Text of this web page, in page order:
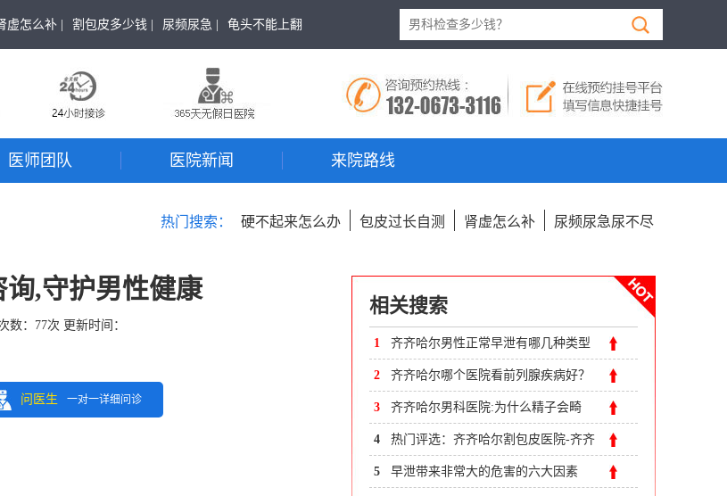
虚怎么补 | 割包皮多少钱 | 尿频尿急 | 龟头不能上翻
医师团队 医院新闻 来院路线
热门搜索： 硬不起来怎么办 包皮过长自测 肾虚怎么补 尿频尿急尿不尽
,守护男性健康
数： 77次 更新时间：
问医生 一对一详细问诊
相关搜索
1 齐齐哈尔男性正常早泄有哪几种类型
呢?
2 齐齐哈尔哪个医院看前列腺疾病好？
齐齐哈尔附大男科医院
3 齐齐哈尔男科医院:为什么精子会畸
形?
4 热门评选：齐齐哈尔割包皮医院-齐齐
哈尔附大男科医院节假日不休
5 早泄带来非常大的危害的六大因素